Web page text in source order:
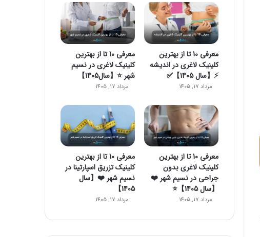
معرفی 10 تا از بهترین
کلینیک لاغری در اندیشه
⚡【سال 1405】✅
مرداد 17, 1405
معرفی 10 تا از بهترین
کلینیک لاغری در نسیم
شهر ⭐【سال1405】
مرداد 17, 1405
معرفی 10 تا از بهترین
کلینیک لاغری بدون
جراحی در نسیم شهر ❤️
【سال 1405】⭐️
مرداد 17, 1405
معرفی 10 تا از بهترین
کلینیک تزریق اسپارتینا در
نسیم شهر ❤️【سال
1405】
مرداد 17, 1405